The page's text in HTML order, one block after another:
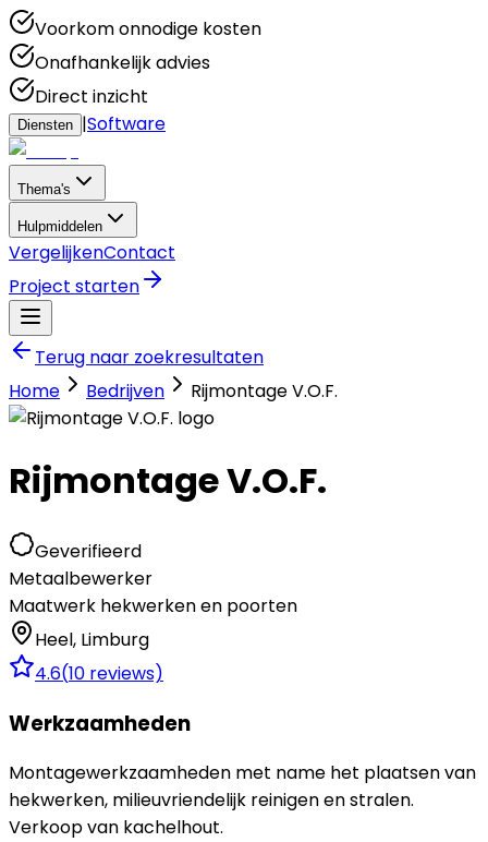
Voorkom onnodige kosten
Onafhankelijk advies
Direct inzicht
Diensten |Software
Thema's
Hulpmiddelen
VergelijkenContact
Project starten
Terug naar zoekresultaten
Home
Bedrijven Rijmontage V.O.F.
Rijmontage V.O.F.
Geverifieerd
Metaalbewerker
Maatwerk hekwerken en poorten
Heel, Limburg
4.6(10 reviews)
Werkzaamheden
Montagewerkzaamheden met name het plaatsen van
hekwerken, milieuvriendelijk reinigen en stralen.
Verkoop van kachelhout.